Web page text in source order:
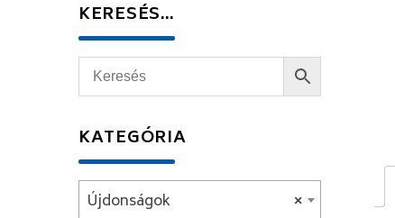
KERESÉS…
KATEGÓRIA
×
Újdonságok